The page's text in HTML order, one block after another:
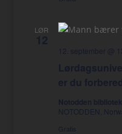
LØR
12
er du
12. september @
Notodden bibliotek
NOTODDEN,